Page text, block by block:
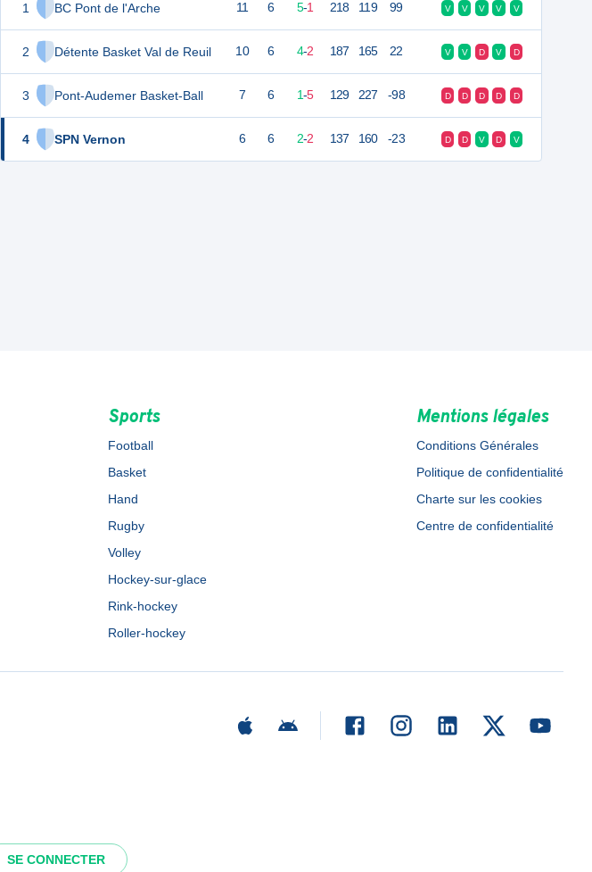
SE CONNECTER
1 BC Pont de l'Arche
2 Détente Basket Val de Reuil
3 Pont-Audemer Basket-Ball
4 SPN Vernon
11 6 5-1 218 119 99 V V V V V
10 6 4-2 187 165 22 V V D V D
7 6 1-5 129 227 -98 D D D D D
6 6 2-2 137 160 -23 D D V D V
Sports
Football
Basket
Hand
Rugby
Volley
Hockey-sur-glace
Rink-hockey
Roller-hockey
Mentions légales
Conditions Générales
Politique de confidentialité
Charte sur les cookies
Centre de confidentialité